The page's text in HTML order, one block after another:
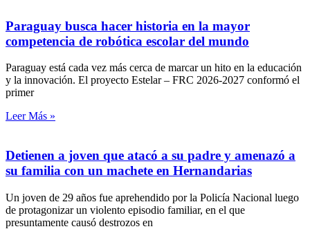
Paraguay busca hacer historia en la mayor
competencia de robótica escolar del mundo
Paraguay está cada vez más cerca de marcar un hito en la educación
y la innovación. El proyecto Estelar – FRC 2026-2027 conformó el
primer
Leer Más »
Detienen a joven que atacó a su padre y amenazó a
su familia con un machete en Hernandarias
Un joven de 29 años fue aprehendido por la Policía Nacional luego
de protagonizar un violento episodio familiar, en el que
presuntamente causó destrozos en